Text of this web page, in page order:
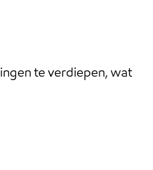
te verdiepen, wat